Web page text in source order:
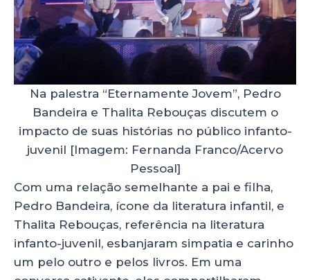
Na palestra “Eternamente Jovem”, Pedro
Bandeira e Thalita Rebouças discutem o
impacto de suas histórias no público infanto-
juvenil [Imagem: Fernanda Franco/Acervo
Pessoal]
Com uma relação semelhante a pai e filha,
Pedro Bandeira, ícone da literatura infantil, e
Thalita Rebouças, referência na literatura
infanto-juvenil, esbanjaram simpatia e carinho
um pelo outro e pelos livros. Em uma